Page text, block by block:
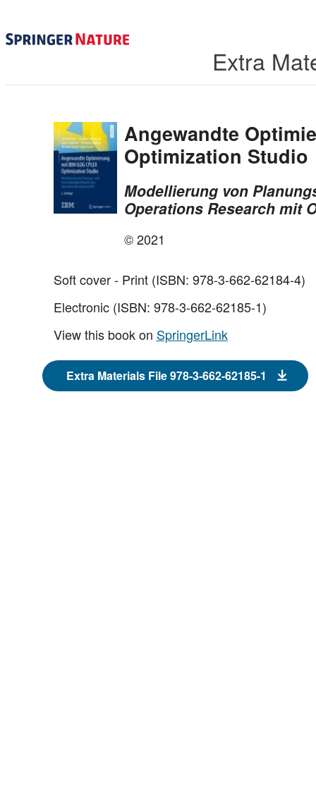
Extra
Angewandte
Optimization Studio
Modellierung von
Operations Research mit
© 2021
Soft cover - Print (ISBN: 978-3-662-62184-4)
Electronic (ISBN: 978-3-662-62185-1)
View this book on SpringerLink
Extra Materials File 978-3-662-62185-1